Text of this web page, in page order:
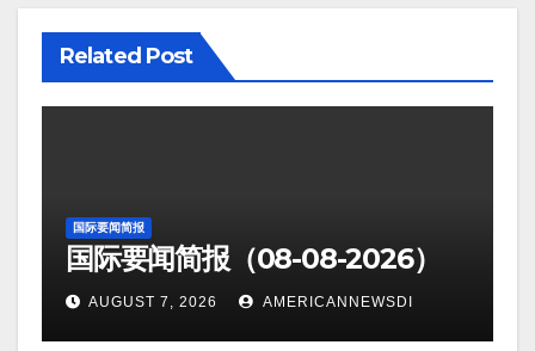
Related Post
国际要闻简报
国际要闻简报（08-08-2026）
AUGUST 7, 2026 AMERICANNEWSDI